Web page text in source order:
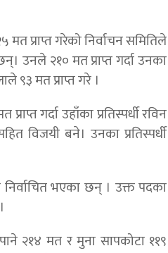
प्राप्त गरेको निर्वाचन समितिले
उनले २१० मत प्राप्त गर्दा उनका
९३ मत प्राप्त गरे ।
गर्दा उहाँका प्रतिस्पर्धी रविन
विजयी बने। उनका प्रतिस्पर्धी
भएका छन् । उक्त पदका
२१४ मत र मुना सापकोटा ११९